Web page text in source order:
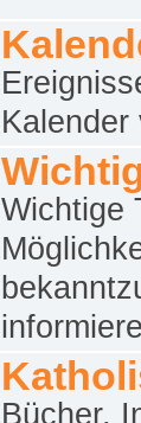
Kalender
Wichtige
Bücher,